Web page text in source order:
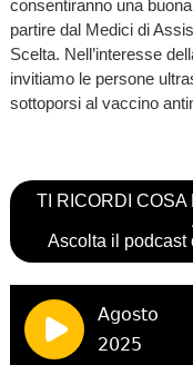
consentiranno una
partire dal Medici di
Scelta. Nell’interesse
invitiamo le persone
sottoporsi al vaccino
TI RICORDI COSA
Ascolta il podcast